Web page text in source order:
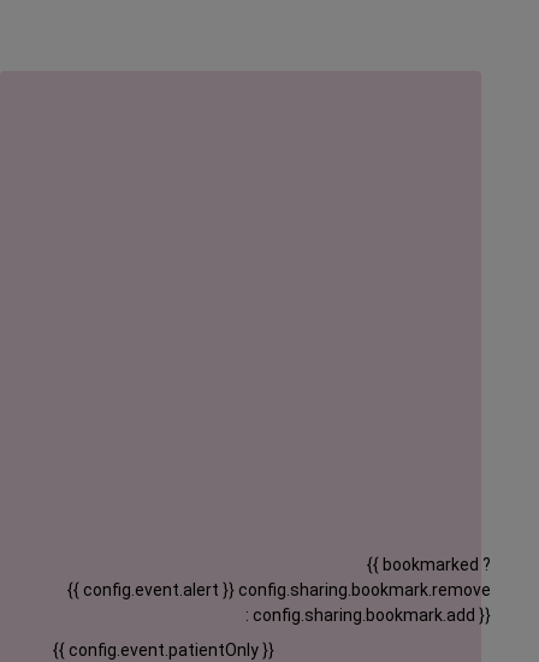
{{ config.event.alert }}
{{ bookmarked ?
config.sharing.bookmark.remove
: config.sharing.bookmark.add }}
{{ config.event.patientOnly }}